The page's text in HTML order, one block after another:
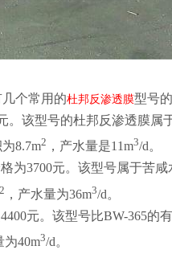
个常用的杜邦反渗透膜型号
。该型号的杜邦反渗透膜
8.7m2 ，产水量是11m3/d。
为3700元。该型号属于苦
2 ，产水量为36m3/d。
元。该型号比BW-365的
为40m3/d。